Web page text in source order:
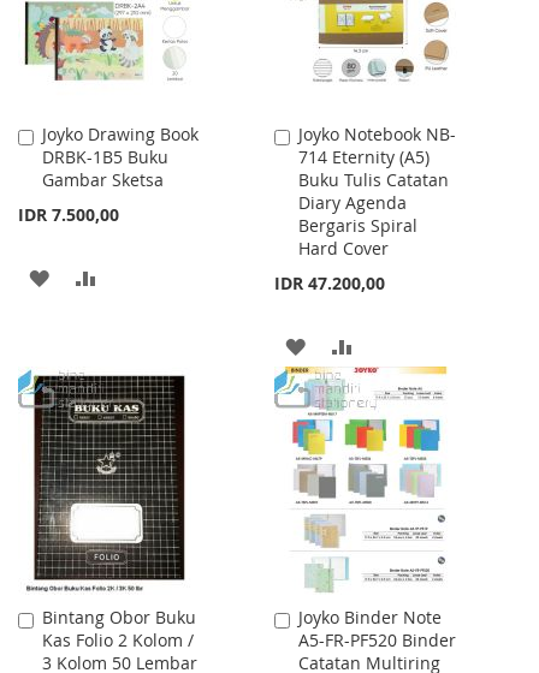
Joyko Drawing Book
DRBK-1B5 Buku
Gambar Sketsa
IDR 7.500,00
Add
to
Cart
ADD
LIST
Joyko Notebook NB-
714 Eternity (A5)
Buku Tulis Catatan
Diary Agenda
Bergaris Spiral
Hard Cover
IDR 47.200,00
Add
to
Cart
ADD
TO
WISH
LIST
TO
COMPARE
Bintang Obor Buku
Kas Folio 2 Kolom /
3 Kolom 50 Lembar
Add
to
Cart
Joyko Binder Note
A5-FR-PF520 Binder
Catatan Multiring
Add
to
Cart